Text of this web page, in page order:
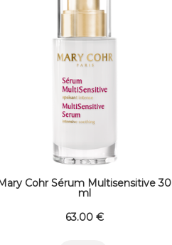
Cohr Sérum Multisensitive 30
ml
63.00 €